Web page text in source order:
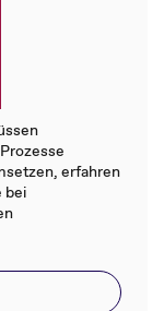
erfahren
bei